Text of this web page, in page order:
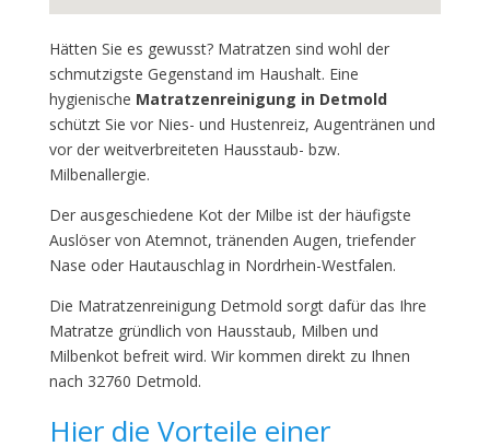
Hätten Sie es gewusst? Matratzen sind wohl der
schmutzigste Gegenstand im Haushalt. Eine
hygienische Matratzenreinigung in Detmold
schützt Sie vor Nies- und Hustenreiz, Augentränen und
vor der weitverbreiteten Hausstaub- bzw.
Milbenallergie.
Der ausgeschiedene Kot der Milbe ist der häufigste
Auslöser von Atemnot, tränenden Augen, triefender
Nase oder Hautauschlag in Nordrhein-Westfalen.
Die Matratzenreinigung Detmold sorgt dafür das Ihre
Matratze gründlich von Hausstaub, Milben und
Milbenkot befreit wird. Wir kommen direkt zu Ihnen
nach 32760 Detmold.
Hier die Vorteile einer